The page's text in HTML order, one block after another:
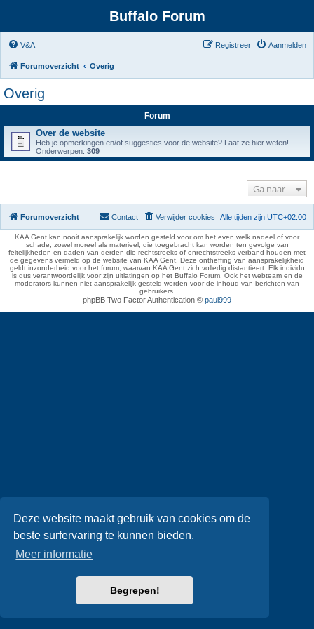
Deze website maakt gebruik van cookies om de
beste surfervaring te kunnen bieden.
Meer informatie
Begrepen!
Buffalo Forum
V&A Aanmelden
Registreer
Forumoverzicht Overig
Overig
Forum
Over de website
Heb je opmerkingen en/of suggesties voor de website? Laat ze hier weten!
Onderwerpen: 309
Ga naar
Forumoverzicht Alle tijden zijn UTC+02:00
Verwijder cookies
Contact
KAA Gent kan nooit aansprakelijk worden gesteld voor om het even welk nadeel of voor
schade, zowel moreel als materieel, die toegebracht kan worden ten gevolge van
feitelijkheden en daden van derden die rechtstreeks of onrechtstreeks verband houden met
de gegevens vermeld op de website van KAA Gent. Deze ontheffing van aansprakelijkheid
geldt inzonderheid voor het forum, waarvan KAA Gent zich volledig distantieert. Elk individu
is dus verantwoordelijk voor zijn uitlatingen op het Buffalo Forum. Ook het webteam en de
moderators kunnen niet aansprakelijk gesteld worden voor de inhoud van berichten van
gebruikers.
phpBB Two Factor Authentication © paul999